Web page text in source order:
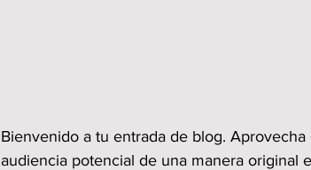
Bienvenido a tu entrada de blog.
audiencia potencial de una manera original